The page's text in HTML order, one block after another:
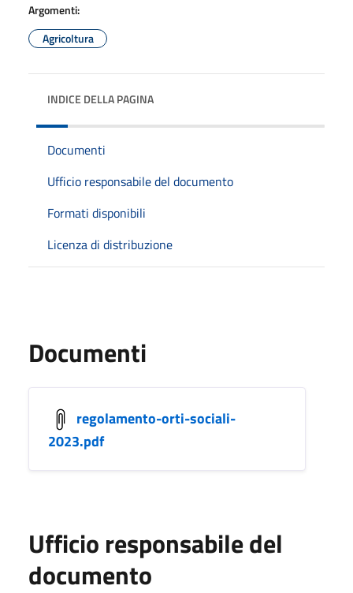
Argomenti:
Agricoltura
INDICE DELLA PAGINA
Documenti
Ufficio responsabile del documento
Formati disponibili
Licenza di distribuzione
Documenti
regolamento-orti-sociali-
2023.pdf
Ufficio responsabile del
documento